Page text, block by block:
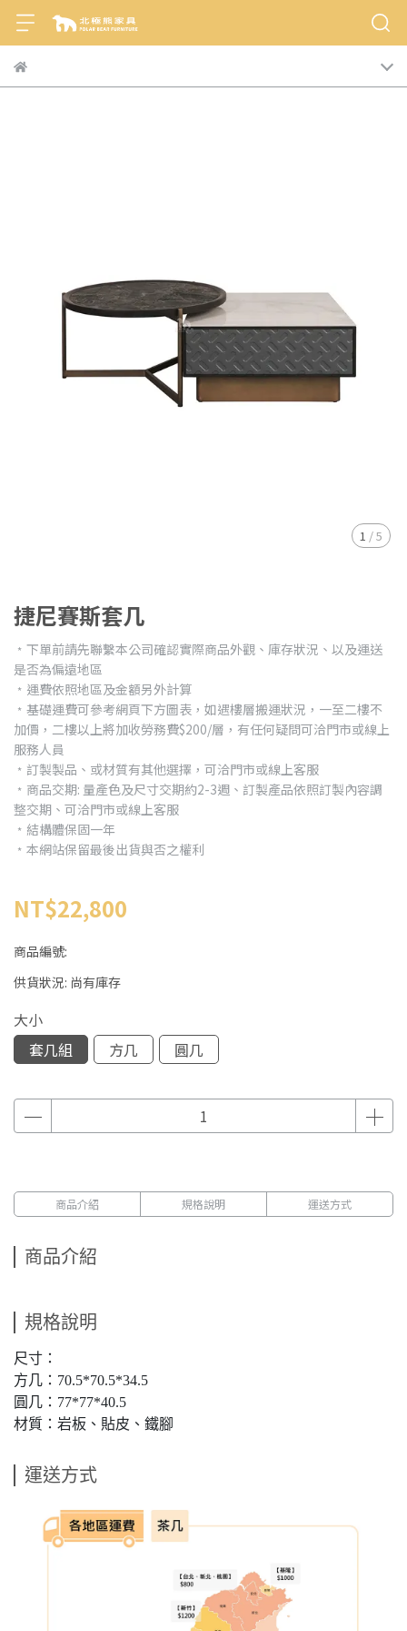
1 /5
捷尼賽斯套几
﹡下單前請先聯繫本公司確認實際商品外觀、庫存狀況、以及運送
是否為偏遠地區
﹡運費依照地區及金額另外計算
﹡基礎運費可參考網頁下方圖表，如遇樓層搬運狀況，一至二樓不
加價，二樓以上將加收勞務費$200/層，有任何疑問可洽門市或線上
服務人員
﹡訂製製品、或材質有其他選擇，可洽門市或線上客服
﹡商品交期: 量產色及尺寸交期約2-3週、訂製產品依照訂製內容調
整交期、可洽門市或線上客服
﹡結構體保固一年
﹡本網站保留最後出貨與否之權利
NT$22,800
商品編號:
供貨狀況: 尚有庫存
大小
套几組
方几 圓几
商品介紹 規格說明 運送方式
商品介紹
規格說明
尺寸：
方几：70.5*70.5*34.5
圓几：77*77*40.5
材質：岩板、貼皮、鐵腳
運送方式